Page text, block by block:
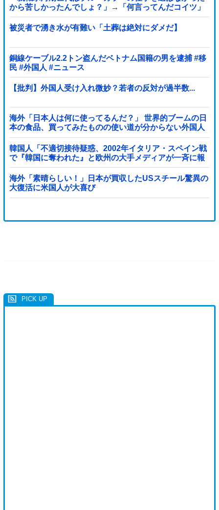
から苦しかったんでしょ？」→「何言ってんだコイツ」
の声、殺到
被災者で湧き水が有難い「土葬は絶対にダメだ】
銅線ケーブル2.2トン盗んだベトナム国籍の男を逮捕 #移
民 #外国人 #ニュース
【批判】外国人受け入れ微妙？若者の反対が過半数...
海外「日本人は何に使ってるんだ？」 世界的ブームの日
本の食品、買ってみたものの使い道が分からない外国人
が続出
韓国人「不適切接待疑惑、2002年イタリア・スペイン戦
で『韓国に奪われた』と欧州の大手メディアが一斉に報
道！」
海外「素晴らしい！」日本が買収したUSスチール驚異の
大復活に米国人が大喜び